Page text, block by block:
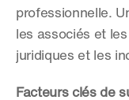
professionnelle.
les associés et
juridiques et les
Facteurs clés de